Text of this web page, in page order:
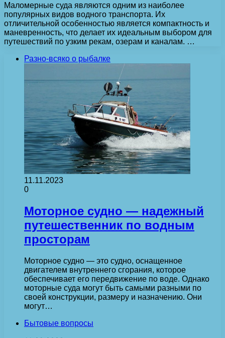
Маломерные суда являются одним из наиболее
популярных видов водного транспорта. Их
отличительной особенностью является компактность и
маневренность, что делает их идеальным выбором для
путешествий по узким рекам, озерам и каналам. …
Разно-всяко о рыбалке
11.11.2023
0
Моторное судно — надежный
путешественник по водным
просторам
Моторное судно — это судно, оснащенное
двигателем внутреннего сгорания, которое
обеспечивает его передвижение по воде. Однако
моторные суда могут быть самыми разными по
своей конструкции, размеру и назначению. Они
могут…
Бытовые вопросы